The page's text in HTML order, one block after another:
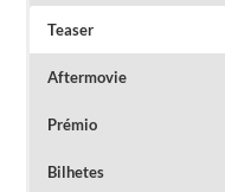
Teaser
Aftermovie
Prémio
Bilhetes